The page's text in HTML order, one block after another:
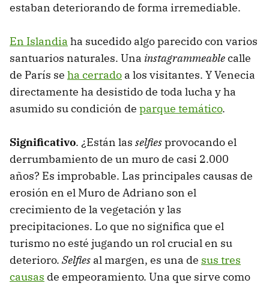
estaban deteriorando de forma irremediable.
En Islandia ha sucedido algo parecido con varios
santuarios naturales. Una instagrammeablecalle
de París se ha cerrado a los visitantes. Y Venecia
directamente ha desistido de toda lucha y ha
asumido su condición de parque temático.
Significativo. ¿Están las selfiesprovocando el
derrumbamiento de un muro de casi 2.000
años? Es improbable. Las principales causas de
erosión en el Muro de Adriano son el
crecimiento de la vegetación y las
precipitaciones. Lo que no significa que el
turismo no esté jugando un rol crucial en su
deterioro. Selfies al margen, es una de sus tres
causas de empeoramiento. Una que sirve como